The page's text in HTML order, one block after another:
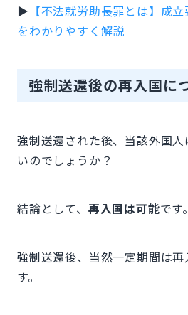
▶︎ 【不法就労助長罪とは】成
をわかりやすく解説
強制送還後の再入国に
強制送還された後、当該外国
いのでしょうか？
結論として、 再入国は可能です。
強制送還後、当然一定期間は
す。